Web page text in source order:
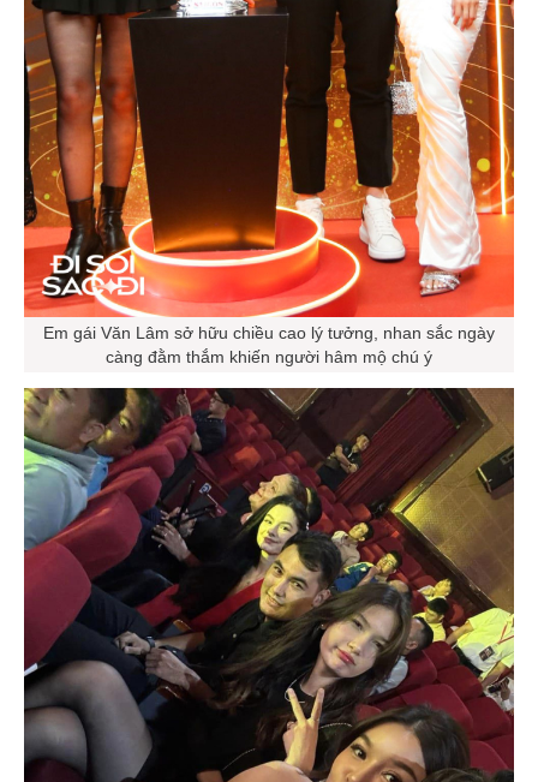
Em gái Văn Lâm sở hữu chiều cao lý tưởng, nhan sắc ngày
càng đằm thắm khiến người hâm mộ chú ý